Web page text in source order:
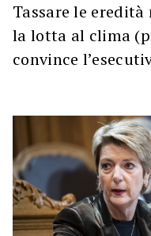
Tassare le
la lotta al clima
convince